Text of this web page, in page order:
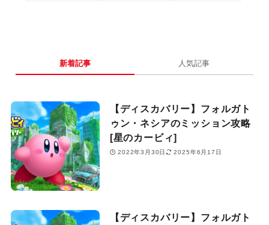
新着記事 人気記事
【ディスカバリー】フォルガト
ゥン・ネシアのミッション攻略
[星のカービィ]
2022年3月30日 2025年6月17日
【ディスカバリー】フォルガト